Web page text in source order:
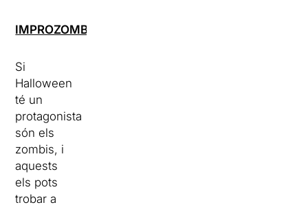
IMPROZOMBIELAND
Si
Halloween
té un
protagonista
són els
zombis, i
aquests
els pots
trobar a